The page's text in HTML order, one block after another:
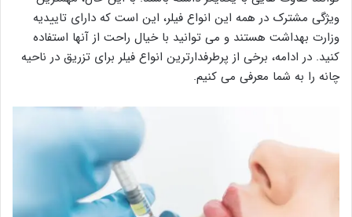
ویژگی مشترک در همه این انواع فیلر، این است که دارای تاییدیه
وزارت بهداشت هستند و می توانید با خیال راحت از آنها استفاده
کنید. در ادامه، برخی از پرطرفدارترین انواع فیلر برای تزریق در ناحیه
چانه را به شما معرفی می کنیم.